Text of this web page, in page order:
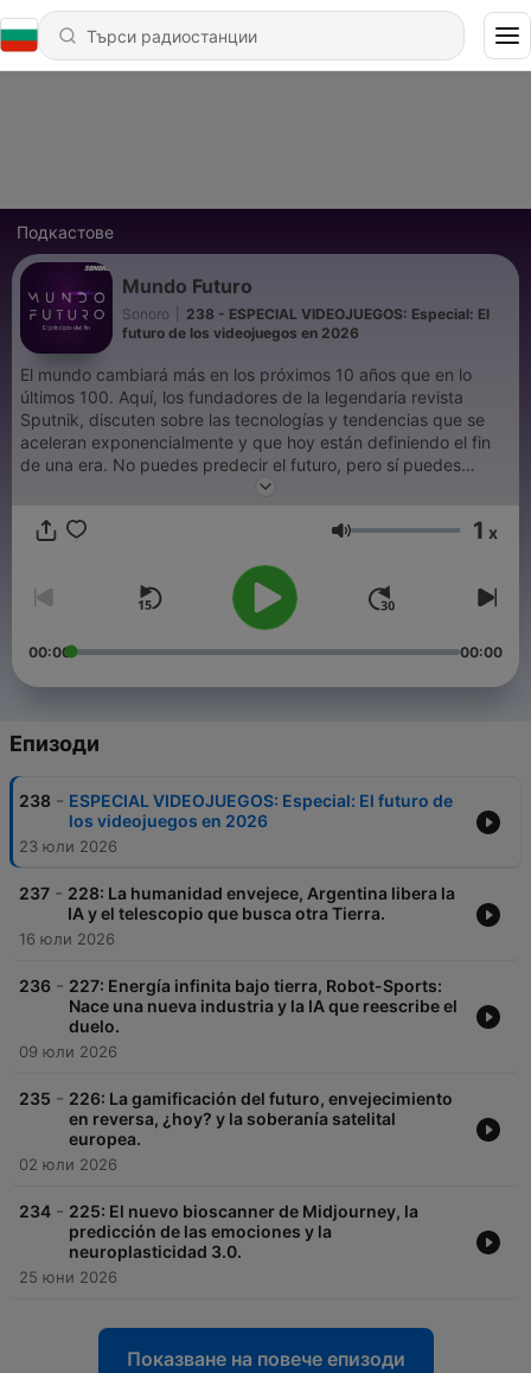
Подкастове
Mundo Futuro
Sonoro
238 - ESPECIAL VIDEOJUEGOS: Especial: El
futuro de los videojuegos en 2026
El mundo cambiará más en los próximos 10 años que en lo
últimos 100. Aquí, los fundadores de la legendaria revista
Sputnik, discuten sobre las tecnologías y tendencias que se
aceleran exponencialmente y que hoy están definiendo el fin
de una era. No puedes predecir el futuro, pero sí puedes
Limón Toma el control de tu tiempo y estudia tu universidad en
https://hybridge.education/universidad-en-linea-sptf-mf
Сила на звука
1 x
00:00 00:00
Епизоди
238 - ESPECIAL VIDEOJUEGOS: Especial: El futuro de
los videojuegos en 2026
23 юли 2026
237 - 228: La humanidad envejece, Argentina libera la
IA y el telescopio que busca otra Tierra.
16 юли 2026
236 - 227: Energía infinita bajo tierra, Robot-Sports:
Nace una nueva industria y la IA que reescribe el
duelo.
09 юли 2026
235 - 226: La gamificación del futuro, envejecimiento
en reversa, ¿hoy? y la soberanía satelital
europea.
02 юли 2026
234 - 225: El nuevo bioscanner de Midjourney, la
predicción de las emociones y la
neuroplasticidad 3.0.
25 юни 2026
Показване на повече епизоди